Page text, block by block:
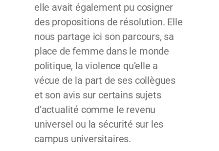
elle avait également pu cosigner
des propositions de résolution. Elle
nous partage ici son parcours, sa
place de femme dans le monde
politique, la violence qu’elle a
vécue de la part de ses collègues
et son avis sur certains sujets
d’actualité comme le revenu
universel ou la sécurité sur les
campus universitaires.